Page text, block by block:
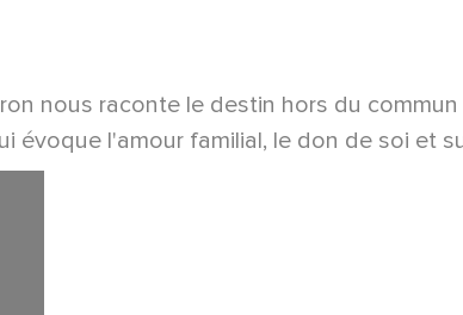
nous raconte le destin hors du
évoque l'amour familial, le don de soi et